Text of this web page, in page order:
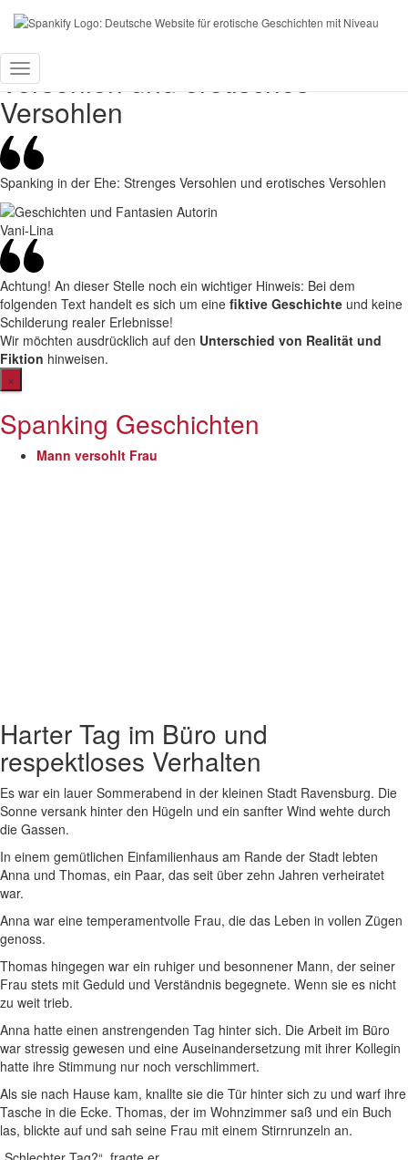
Toggle
Navigation
Spankify
Spanking in der Ehe: Strenges
Versohlen und erotisches
Versohlen
Spanking in der Ehe: Strenges Versohlen und erotisches Versohlen
Vani-Lina
Achtung! An dieser Stelle noch ein wichtiger Hinweis: Bei dem
folgenden Text handelt es sich um eine fiktive Geschichte und keine
Schilderung realer Erlebnisse!
Wir möchten ausdrücklich auf den Unterschied von Realität und
Fiktion hinweisen.
×
Spanking Geschichten
Mann versohlt Frau
Harter Tag im Büro und
respektloses Verhalten
Es war ein lauer Sommerabend in der kleinen Stadt Ravensburg. Die
Sonne versank hinter den Hügeln und ein sanfter Wind wehte durch
die Gassen.
In einem gemütlichen Einfamilienhaus am Rande der Stadt lebten
Anna und Thomas, ein Paar, das seit über zehn Jahren verheiratet
war.
Anna war eine temperamentvolle Frau, die das Leben in vollen Zügen
genoss.
Thomas hingegen war ein ruhiger und besonnener Mann, der seiner
Frau stets mit Geduld und Verständnis begegnete. Wenn sie es nicht
zu weit trieb.
Anna hatte einen anstrengenden Tag hinter sich. Die Arbeit im Büro
war stressig gewesen und eine Auseinandersetzung mit ihrer Kollegin
hatte ihre Stimmung nur noch verschlimmert.
Als sie nach Hause kam, knallte sie die Tür hinter sich zu und warf ihre
Tasche in die Ecke. Thomas, der im Wohnzimmer saß und ein Buch
las, blickte auf und sah seine Frau mit einem Stirnrunzeln an.